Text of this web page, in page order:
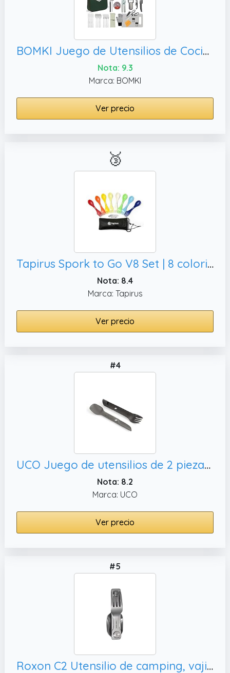
BOMKI Juego de Utensilios de Cocina para Asar y Acampar para Barbacoa al Aire Libre, Juego de Cocina de
Nota: 9.3
Marca: BOMKI
Ver precio
🥉
Tapirus Spork to Go V8 Set | 8 coloridos, tenedor y cuchillo Combo Utensilios para camping y actividades al aire libre | con abridor de botellas y funda
Nota: 8.4
Marca: Tapirus
Ver precio
#4
UCO Juego de utensilios de 2 piezas para exteriores, mochilero
Nota: 8.2
Marca: UCO
Ver precio
#5
Roxon C2 Utensilio de camping, vajilla fácil de transportar y muy práctica